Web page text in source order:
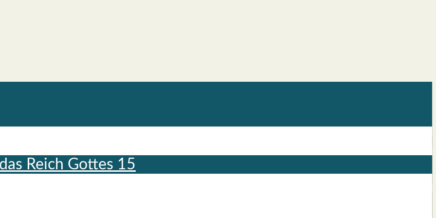
Reich Got­tes 15